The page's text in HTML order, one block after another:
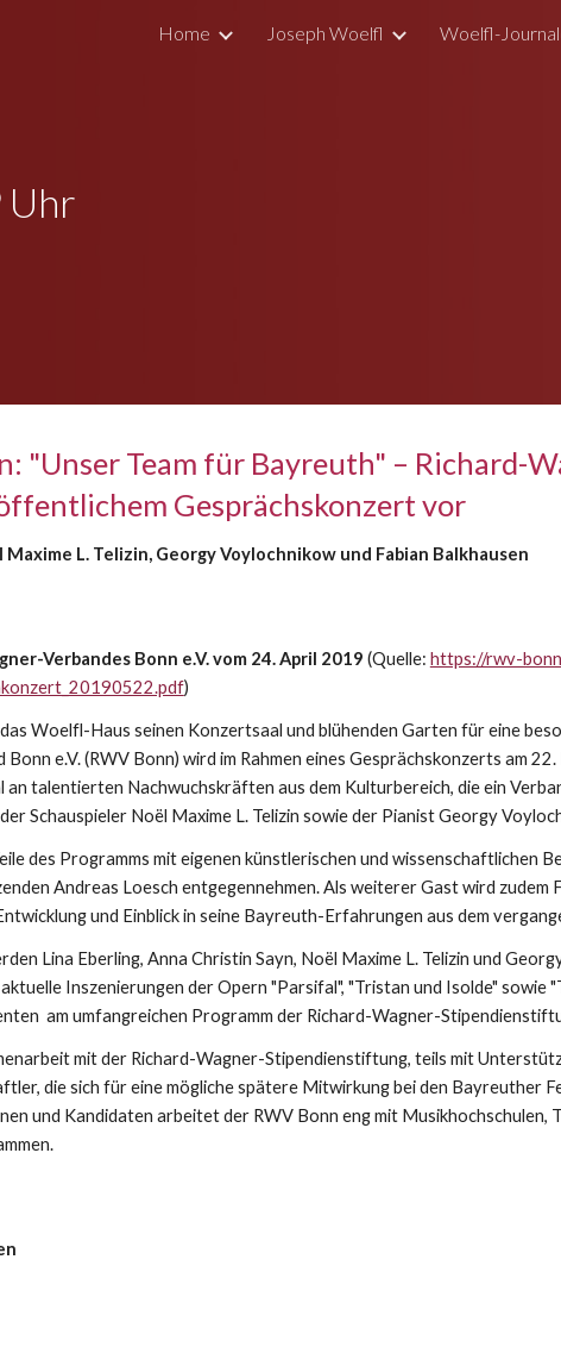
Skip to main content Skip to
Home Joseph Woelfl Woelfl-
Uhr
"Unser Team für Bayreuth" – Richard-
Gesprächskonzert vor
L. Telizin, Georgy Voylochnikow und Fabian Balkhausen
Verbandes Bonn e.V. vom 24. April 2019 (Quelle: https://rwv-
)
Woelfl-Haus seinen Konzertsaal und blühenden Garten für eine
e.V. (RWV Bonn) wird im Rahmen eines Gesprächskonzerts am
an talentierten Nachwuchskräften aus dem Kulturbereich, die ein
Schauspieler Noël Maxime L. Telizin sowie der Pianist Georgy
des Programms mit eigenen künstlerischen und wissenschaftlichen
Andreas Loesch entgegennehmen. Als weiterer Gast wird
und Einblick in seine Bayreuth-Erfahrungen aus dem
Lina Eberling, Anna Christin Sayn, Noël Maxime L. Telizin und
Inszenierungen der Opern "Parsifal", "Tristan und Isolde" sowie
am umfangreichen Programm der Richard-Wagner-
mit der Richard-Wagner-Stipendienstiftung, teils mit
die sich für eine mögliche spätere Mitwirkung bei den Bayreuther
und Kandidaten arbeitet der RWV Bonn eng mit